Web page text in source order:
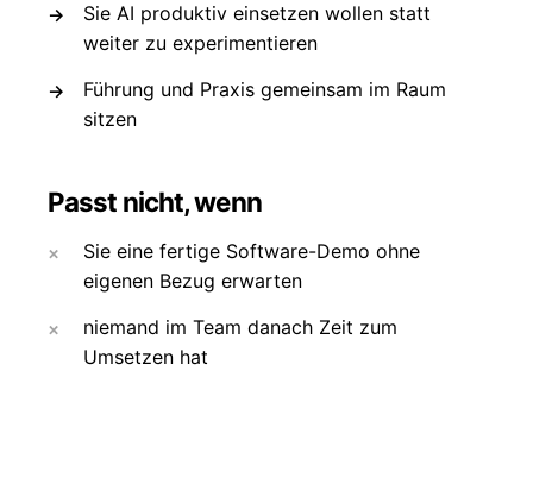
Sie AI produktiv einsetzen wollen statt
weiter zu experimentieren
Führung und Praxis gemeinsam im Raum
sitzen
Passt nicht, wenn
Sie eine fertige Software-Demo ohne
eigenen Bezug erwarten
niemand im Team danach Zeit zum
Umsetzen hat